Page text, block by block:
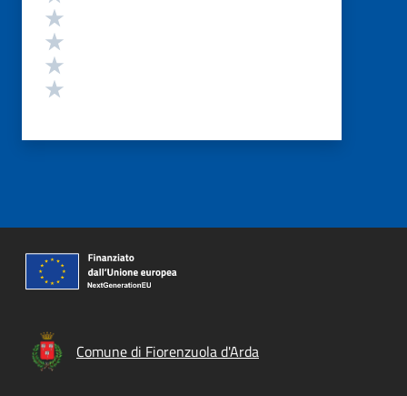
Comune di Fiorenzuola d'Arda